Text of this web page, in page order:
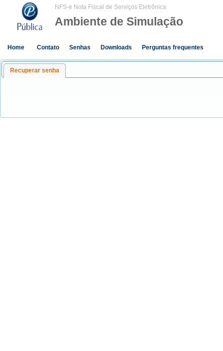
NFS-e Nota Fiscal de Serviços Eletrônica
Ambiente de Simulação
Home Contato Senhas Downloads Perguntas frequentes
Recuperar senha